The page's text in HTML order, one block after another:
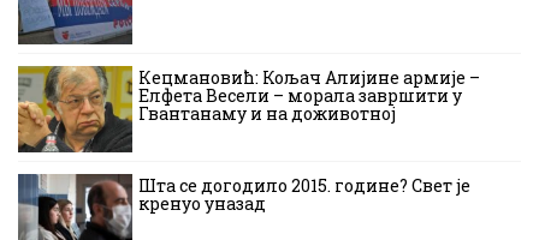
Кецмановић: Кољач Алијине армије –
Елфета Весели – морала завршити у
Гвантанаму и на доживотној
Шта се догодило 2015. године? Свет је
кренуо уназад